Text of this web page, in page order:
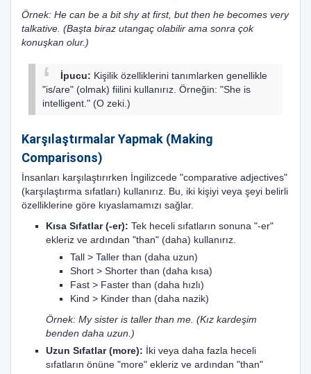
Örnek: He can be a bit shy at first, but then he becomes very
talkative. (Başta biraz utangaç olabilir ama sonra çok
konuşkan olur.)
İpucu: Kişilik özelliklerini tanımlarken genellikle
"is/are" (olmak) fiilini kullanırız. Örneğin: "She is
intelligent." (O zeki.)
Karşılaştırmalar Yapmak (Making
Comparisons)
İnsanları karşılaştırırken İngilizcede "comparative adjectives"
(karşılaştırma sıfatları) kullanırız. Bu, iki kişiyi veya şeyi belirli
özelliklerine göre kıyaslamamızı sağlar.
Kısa Sıfatlar (-er): Tek heceli sıfatların sonuna "-er"
ekleriz ve ardından "than" (daha) kullanırız.
Tall > Taller than (daha uzun)
Short > Shorter than (daha kısa)
Fast > Faster than (daha hızlı)
Kind > Kinder than (daha nazik)
Örnek: My sister is taller than me. (Kız kardeşim
benden daha uzun.)
Uzun Sıfatlar (more): İki veya daha fazla heceli
sıfatların önüne "more" ekleriz ve ardından "than"